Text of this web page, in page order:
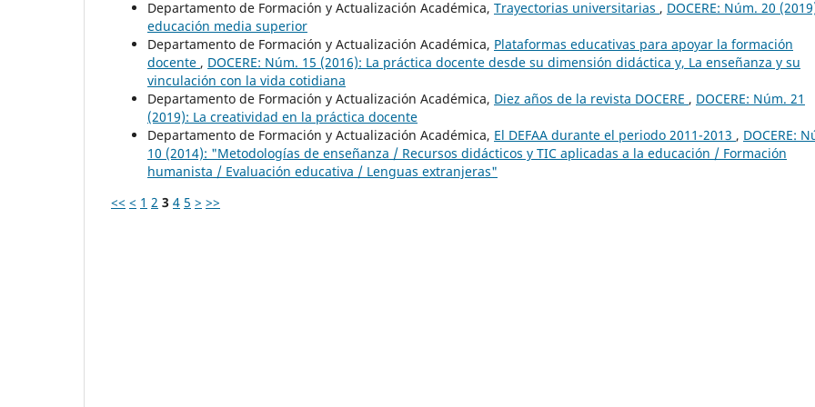
Departamento de Formación y Actualización Académica, Trayectorias universitarias , DOCERE: Núm. 20
educación media superior
Departamento de Formación y Actualización Académica, Plataformas educativas para apoyar la formación
docente , DOCERE: Núm. 15 (2016): La práctica docente desde su dimensión didáctica y, La enseñanza y su
vinculación con la vida cotidiana
Departamento de Formación y Actualización Académica, Diez años de la revista DOCERE , DOCERE: Núm. 21
(2019): La creatividad en la práctica docente
Departamento de Formación y Actualización Académica, El DEFAA durante el periodo 2011-2013 , DOCERE:
10 (2014): "Metodologías de enseñanza / Recursos didácticos y TIC aplicadas a la educación / Formación
humanista / Evaluación educativa / Lenguas extranjeras"
<< < 1 2 3 4 5 > >>